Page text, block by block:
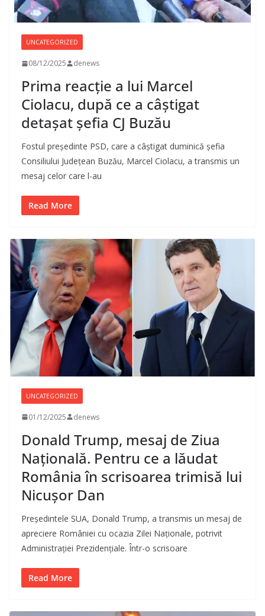
UNCATEGORIZED
08/12/2025 denews
Prima reacție a lui Marcel
Ciolacu, după ce a câștigat
detașat șefia CJ Buzău
Fostul președinte PSD, care a câștigat duminică șefia
Consiliului Județean Buzău, Marcel Ciolacu, a transmis un
mesaj celor care l-au
Read More
UNCATEGORIZED
01/12/2025 denews
Donald Trump, mesaj de Ziua
Națională. Pentru ce a lăudat
România în scrisoarea trimisă lui
Nicușor Dan
Președintele SUA, Donald Trump, a transmis un mesaj de
apreciere României cu ocazia Zilei Naționale, potrivit
Administrației Prezidențiale. Într-o scrisoare
Read More